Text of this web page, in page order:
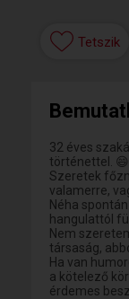
Tetszik
32 éves
történettel. 😄
Szeretek
valamerre,
Néha
hangulattól
Nem
társaság,
Ha van
a kötelező
érdemes